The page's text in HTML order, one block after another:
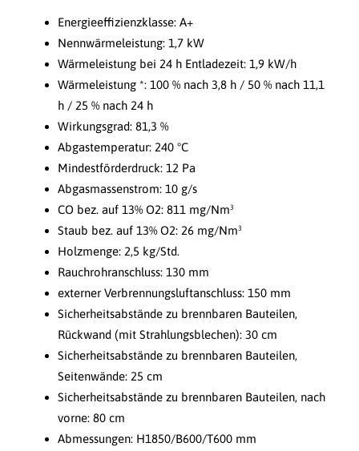
Energieeffizienzklasse: A+
Nennwärmeleistung: 1,7 kW
Wärmeleistung bei 24 h Entladezeit: 1,9 kW/h
Wärmeleistung *: 100 % nach 3,8 h / 50 % nach 11,1
h / 25 % nach 24 h
Wirkungsgrad: 81,3 %
Abgastemperatur: 240 °C
Mindestförderdruck: 12 Pa
Abgasmassenstrom: 10 g/s
CO bez. auf 13% O2: 811 mg/Nm³
Staub bez. auf 13% O2: 26 mg/Nm³
Holzmenge: 2,5 kg/Std.
Rauchrohranschluss: 130 mm
externer Verbrennungsluftanschluss: 150 mm
Sicherheitsabstände zu brennbaren Bauteilen,
Rückwand (mit Strahlungsblechen): 30 cm
Sicherheitsabstände zu brennbaren Bauteilen,
Seitenwände: 25 cm
Sicherheitsabstände zu brennbaren Bauteilen, nach
vorne: 80 cm
Abmessungen: H1850/B600/T600 mm